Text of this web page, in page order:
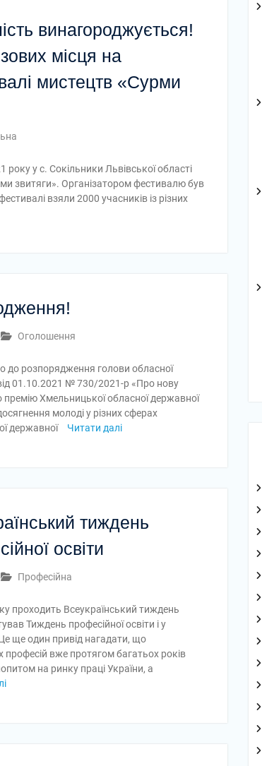
винагороджується!
місця на
мистецтв «Сурми
у с. Сокільники Львівської області
звитяги». Організатором фестивалю був
взяли 2000 учасників із різних
Оголошення
до розпорядження голови обласної
від 01.10.2021 № 730/2021-р «Про нову
Хмельницької обласної державної
молоді у різних сферах
державної
Читати далі
тиждень
освіти
Професійна
проходить Всеукраїнський тиждень
Тиждень професійної освіти і у
ще один привід нагадати, що
професій вже протягом багатьох років
на ринку праці України, а